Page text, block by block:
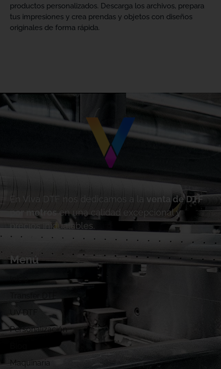
productos personalizados. Descarga los archivos, prepara
tus impresiones y crea prendas y objetos con diseños
originales de forma rápida.
En Viva DTF nos dedicamos a la
venta de DTF
por metros
en una calidad excepcional y
precios inigualables.
Menú
UV DTF
Personalización
Maquinaria